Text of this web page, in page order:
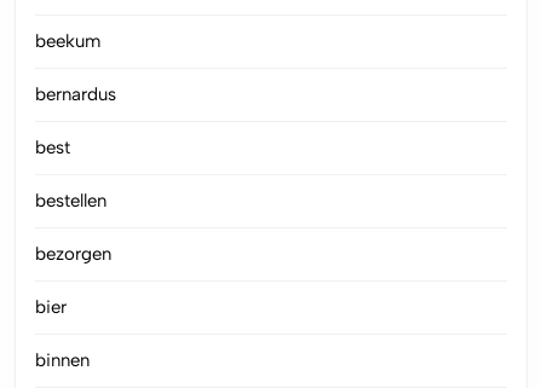
beekum
bernardus
best
bestellen
bezorgen
bier
binnen